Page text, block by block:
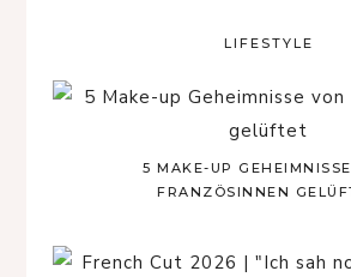
LIFESTYLE
5 MAKE-UP
FRANZÖSINNEN